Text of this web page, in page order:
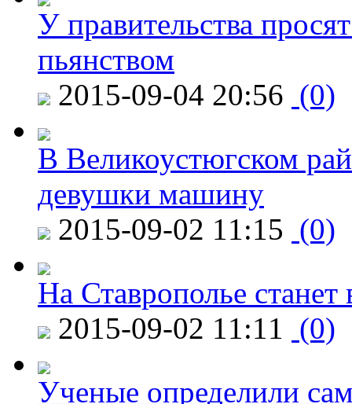
У правительства
пьянством
2015-09-04 20:56 (0)
В Великоустюгском
девушки машину
2015-09-02 11:15 (0)
На Ставрополье
2015-09-02 11:11 (0)
Ученые определили